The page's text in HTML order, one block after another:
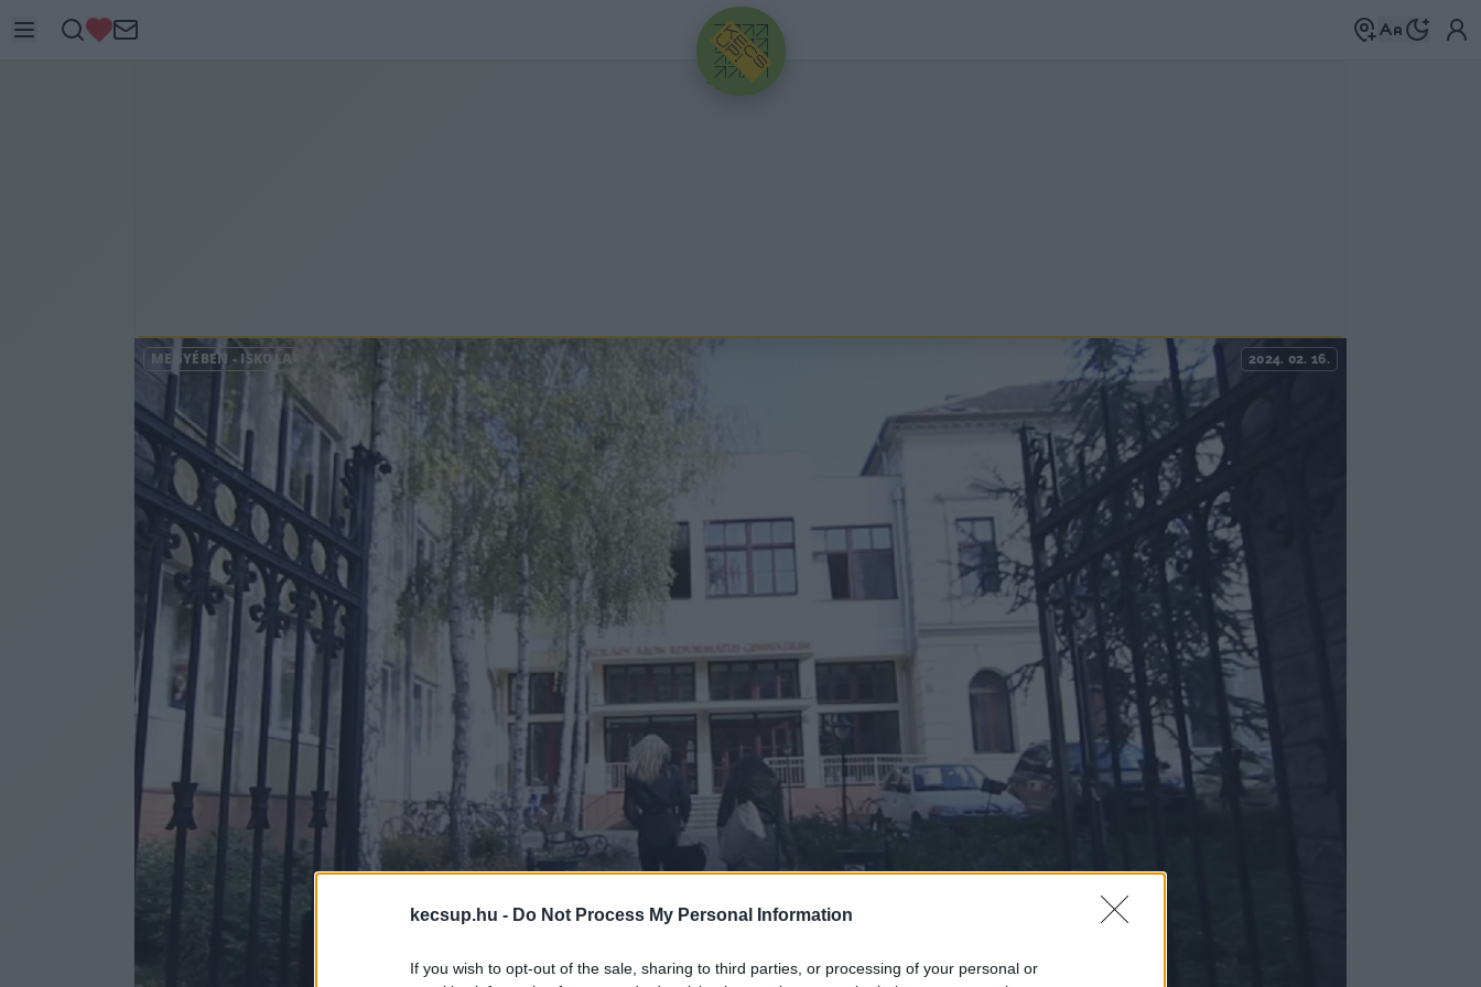
kecsup.hu - Do Not Process My Personal Information
If you wish to opt-out of the sale, sharing to third parties, or processing of your personal or
HIRDETÉS
MEGYÉBEN - ISKOLA 2024. 02. 16.